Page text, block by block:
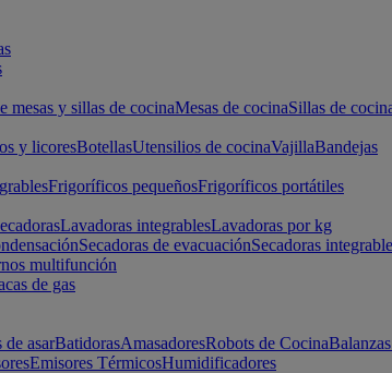
mesas y sillas de cocinaMesas de cocinaSillas de
y licoresBotellasUtensilios de cocinaVajillaBandejas
Frigoríficos pequeñosFrigoríficos portátiles
Lavadoras integrablesLavadoras por kg
Secadoras de evacuaciónSecadoras
multifunción
de gas
de asarBatidorasAmasadoresRobots de Cocina
Emisores TérmicosHumidificadores